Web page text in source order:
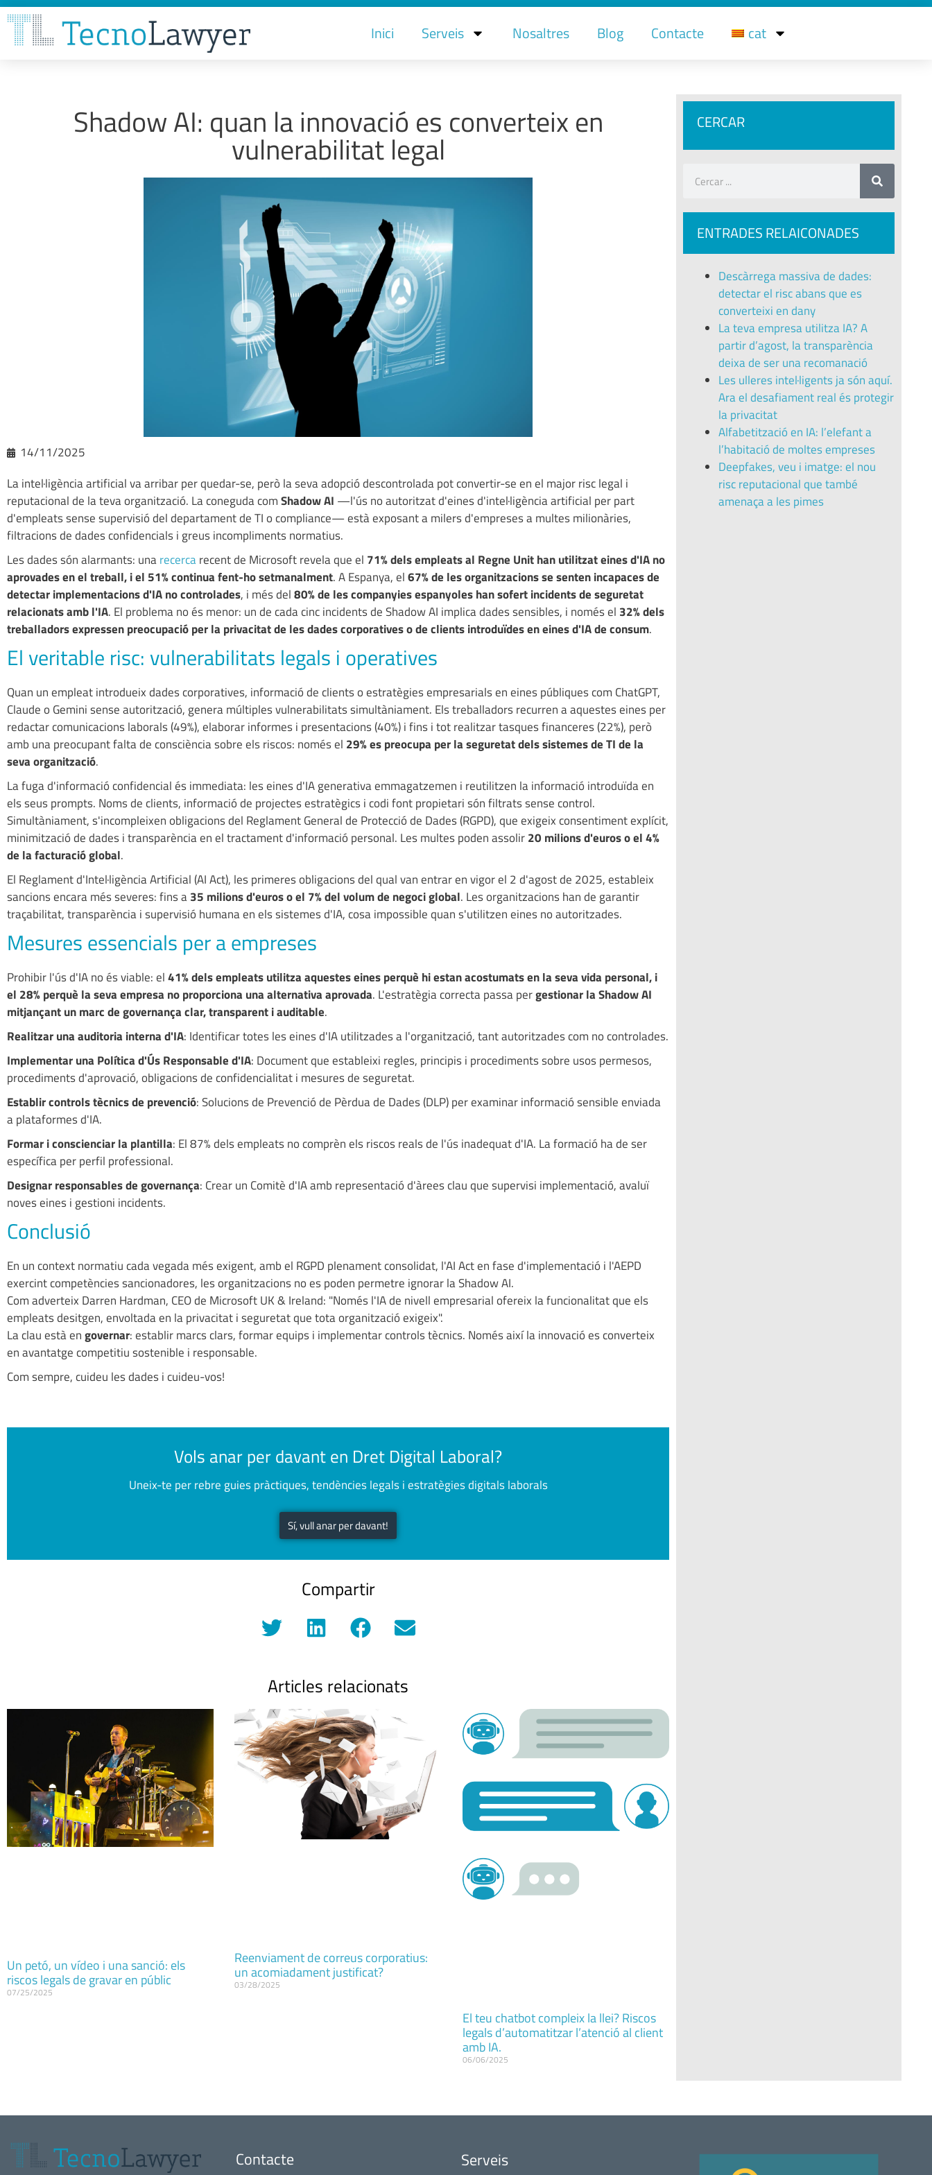
Inici Serveis Nosaltres Blog Contacte cat
Shadow AI: quan la innovació es converteix en
vulnerabilitat legal
14/11/2025
La intel·ligència artificial va arribar per quedar-se, però la seva adopció descontrolada pot convertir-se en el major risc legal i
reputacional de la teva organització. La coneguda comShadow AI —l'ús no autoritzat d'eines d'intel·ligència artificial per part
d'empleats sense supervisió del departament de TI o compliance— està exposant a milers d'empreses a multes milionàries,
filtracions de dades confidencials i greus incompliments normatius.
Les dades són alarmants: unarecercarecent de Microsoft revela que el 71% dels empleats al Regne Unit han utilitzat eines d'IA no
aprovades en el treball, i el 51% continua fent-ho setmanalment. A Espanya, el67% de les organitzacions se senten incapaces de
detectar implementacions d'IA no controlades, i més del80% de les companyies espanyoles han sofert incidents de seguretat
relacionats amb l'IA. El problema no és menor: un de cada cinc incidents de Shadow AI implica dades sensibles, i només el 32% dels
treballadors expressen preocupació per la privacitat de les dades corporatives o de clients introduïdes en eines d'IA de consum.
El veritable risc: vulnerabilitats legals i operatives
Quan un empleat introdueix dades corporatives, informació de clients o estratègies empresarials en eines públiques com ChatGPT,
Claude o Gemini sense autorització, genera múltiples vulnerabilitats simultàniament. Els treballadors recurren a aquestes eines per
redactar comunicacions laborals (49%), elaborar informes i presentacions (40%) i fins i tot realitzar tasques financeres (22%), però
amb una preocupant falta de consciència sobre els riscos: només el 29% es preocupa per la seguretat dels sistemes de TI de la
seva organització.
La fuga d'informació confidencial és immediata: les eines d'IA generativa emmagatzemen i reutilitzen la informació introduïda en
els seus prompts. Noms de clients, informació de projectes estratègics i codi font propietari són filtrats sense control.
Simultàniament, s'incompleixen obligacions del Reglament General de Protecció de Dades (RGPD), que exigeix consentiment explícit,
minimització de dades i transparència en el tractament d'informació personal. Les multes poden assolir20 milions d'euros o el 4%
de la facturació global.
El Reglament d'Intel·ligència Artificial (AI Act), les primeres obligacions del qual van entrar en vigor el 2 d'agost de 2025, estableix
sancions encara més severes: fins a35 milions d'euros o el 7% del volum de negoci global. Les organitzacions han de garantir
traçabilitat, transparència i supervisió humana en els sistemes d'IA, cosa impossible quan s'utilitzen eines no autoritzades.​
Mesures essencials per a empreses
Prohibir l'ús d'IA no és viable: el41% dels empleats utilitza aquestes eines perquè hi estan acostumats en la seva vida personal, i
el 28% perquè la seva empresa no proporciona una alternativa aprovada. L'estratègia correcta passa pergestionar la Shadow AI
mitjançant un marc de governança clar, transparent i auditable.
Realitzar una auditoria interna d'IA: Identificar totes les eines d'IA utilitzades a l'organització, tant autoritzades com no controlades.
Implementar una Política d'Ús Responsable d'IA: Document que estableixi regles, principis i procediments sobre usos permesos,
procediments d'aprovació, obligacions de confidencialitat i mesures de seguretat.
Establir controls tècnics de prevenció: Solucions de Prevenció de Pèrdua de Dades (DLP) per examinar informació sensible enviada
a plataformes d'IA.
Formar i conscienciar la plantilla: El 87% dels empleats no comprèn els riscos reals de l'ús inadequat d'IA. La formació ha de ser
específica per perfil professional.
Designar responsables de governança: Crear un Comitè d'IA amb representació d'àrees clau que supervisi implementació, avaluï
noves eines i gestioni incidents.
Conclusió
En un context normatiu cada vegada més exigent, amb el RGPD plenament consolidat, l'AI Act en fase d'implementació i l'AEPD
exercint competències sancionadores, les organitzacions no es poden permetre ignorar la Shadow AI.
Com adverteix Darren Hardman, CEO de Microsoft UK & Ireland: "Només l'IA de nivell empresarial ofereix la funcionalitat que els
empleats desitgen, envoltada en la privacitat i seguretat que tota organització exigeix".
La clau està engovernar: establir marcs clars, formar equips i implementar controls tècnics. Només així la innovació es converteix
en avantatge competitiu sostenible i responsable.
Com sempre, cuideu les dades i cuideu-vos!
Vols anar per davant en Dret Digital Laboral?
Uneix-te per rebre guies pràctiques, tendències legals i estratègies digitals laborals
Sí, vull anar per davant!
Compartir
Articles relacionats
Un petó, un vídeo i una sanció: els
riscos legals de gravar en públic
07/25/2025
Reenviament de correus corporatius:
un acomiadament justificat?
03/28/2025
El teu chatbot compleix la llei? Riscos
legals d’automatitzar l’atenció al client
amb IA.
06/06/2025
CERCAR
ENTRADES RELAICONADES
Descàrrega massiva de dades:
detectar el risc abans que es
converteixi en dany
La teva empresa utilitza IA? A
partir d’agost, la transparència
deixa de ser una recomanació
Les ulleres intel·ligents ja són aquí.
Ara el desafiament real és protegir
la privacitat
Alfabetització en IA: l’elefant a
l’habitació de moltes empreses
Deepfakes, veu i imatge: el nou
risc reputacional que també
amenaça a les pimes
Contacte Serveis